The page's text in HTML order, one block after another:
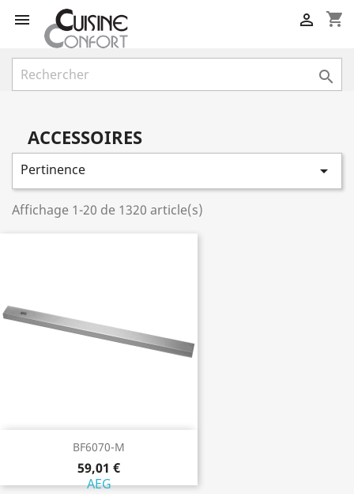
 shopping_cart


ACCESSOIRES
Pertinence 
Affichage 1-20 de 1320 article(s)
BF6070-M
59,01 €
AEG